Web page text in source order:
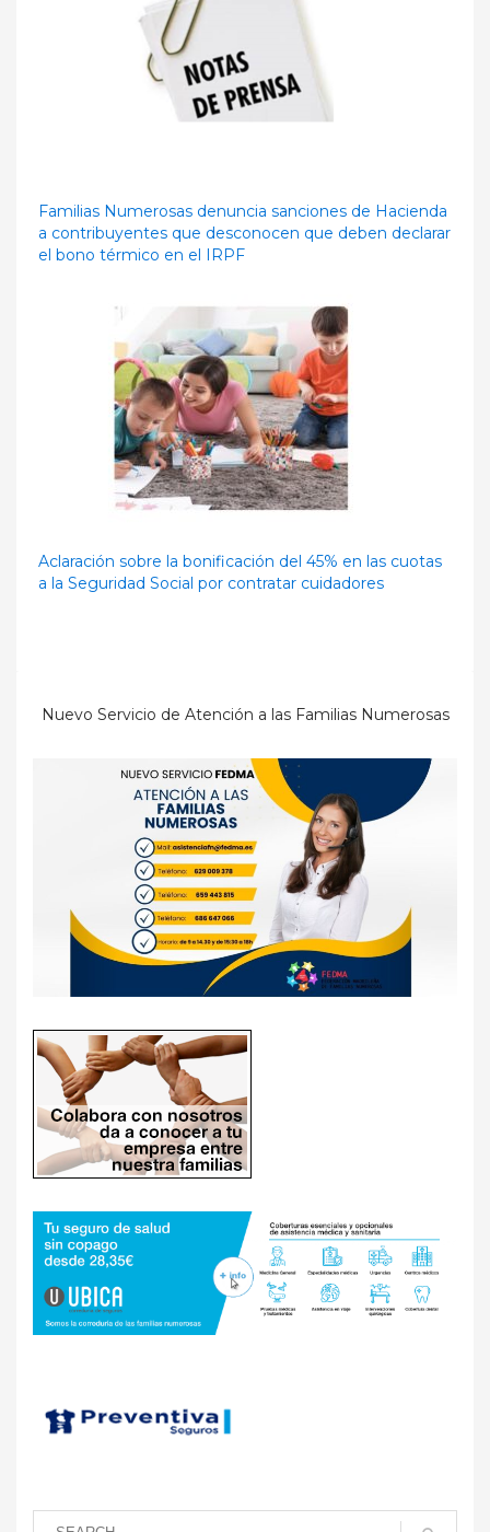
Familias Numerosas denuncia sanciones de Hacienda
a contribuyentes que desconocen que deben declarar
el bono térmico en el IRPF
Aclaración sobre la bonificación del 45% en las cuotas
a la Seguridad Social por contratar cuidadores
Nuevo Servicio de Atención a las Familias Numerosas